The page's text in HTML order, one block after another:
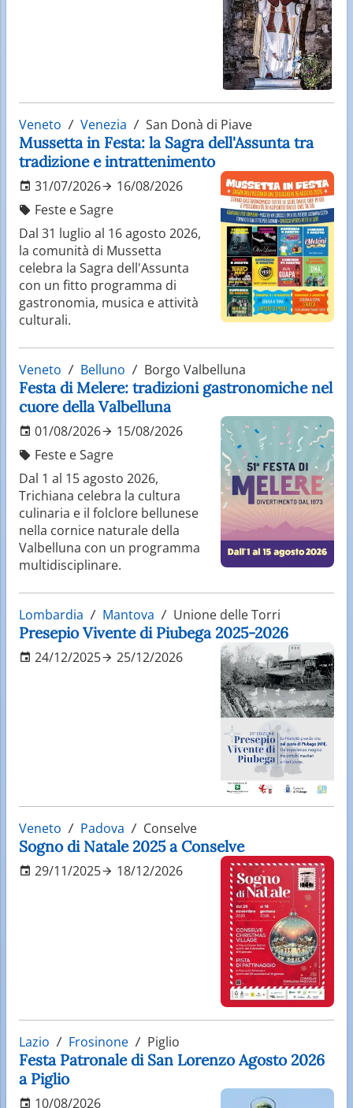
Veneto Venezia San Donà di Piave
Mussetta in Festa: la Sagra dell'Assunta tra
tradizione e intrattenimento
31/07/2026
16/08/2026
Feste e Sagre
Dal 31 luglio al 16 agosto 2026,
la comunità di Mussetta
celebra la Sagra dell'Assunta
con un fitto programma di
gastronomia, musica e attività
culturali.
Veneto Belluno Borgo Valbelluna
Festa di Melere: tradizioni gastronomiche nel
cuore della Valbelluna
01/08/2026
15/08/2026
Feste e Sagre
Dal 1 al 15 agosto 2026,
Trichiana celebra la cultura
culinaria e il folclore bellunese
nella cornice naturale della
Valbelluna con un programma
multidisciplinare.
Lombardia Mantova Unione delle Torri
Presepio Vivente di Piubega 2025-2026
24/12/2025 25/12/2026
Veneto Padova Conselve
Sogno di Natale 2025 a Conselve
29/11/2025 18/12/2026
Lazio Frosinone Piglio
Festa Patronale di San Lorenzo Agosto 2026
a Piglio
10/08/2026